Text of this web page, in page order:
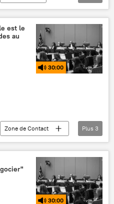
Niger
est le
au
30:00
Zone de Contact
procureur
Plus 3
30:00